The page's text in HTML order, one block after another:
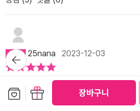
장바구니
간 김성근의 가치관에 대하여 얘기해주고
님을 핑계나 변명 따위라곤 없는 인생의
가난한 흙수저 태생, 쪽바리라고 욕 듣던
린 선수 생활 등 온갖 약점과 시련 속에서
게 자신의 야구를 위해 이 악물고 걸어온
근 감독님의 삶은 지금 시대엔 좀 맞지 않
대는 풍족하고 화려하여, 사람들의 마음에
을 노래하고, 워라밸을 추구하며, 소확행
25nana 2023-12-03
일구이무.다음 공은 없다고 생각하는 것.
다하는 것.그 것이 내가 김성근 감독님의
뒤로가
기